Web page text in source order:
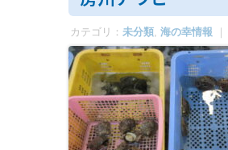
カテゴリ： 未分類, 海の幸情報